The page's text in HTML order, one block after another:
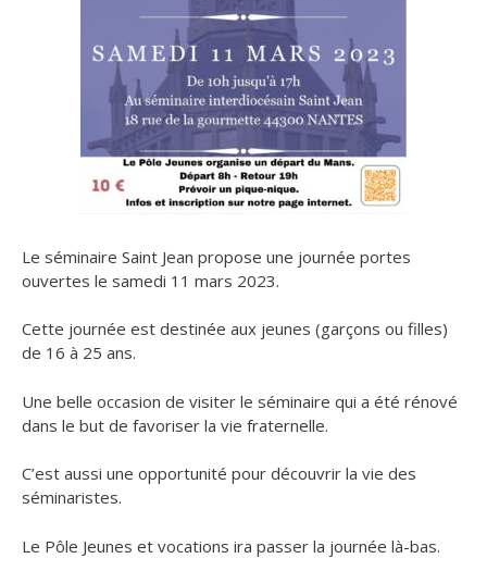
Le séminaire Saint Jean propose une journée portes
ouvertes le samedi 11 mars 2023.
Cette journée est destinée aux jeunes (garçons ou filles)
de 16 à 25 ans.
Une belle occasion de visiter le séminaire qui a été rénové
dans le but de favoriser la vie fraternelle.
C’est aussi une opportunité pour découvrir la vie des
séminaristes.
Le Pôle Jeunes et vocations ira passer la journée là-bas.